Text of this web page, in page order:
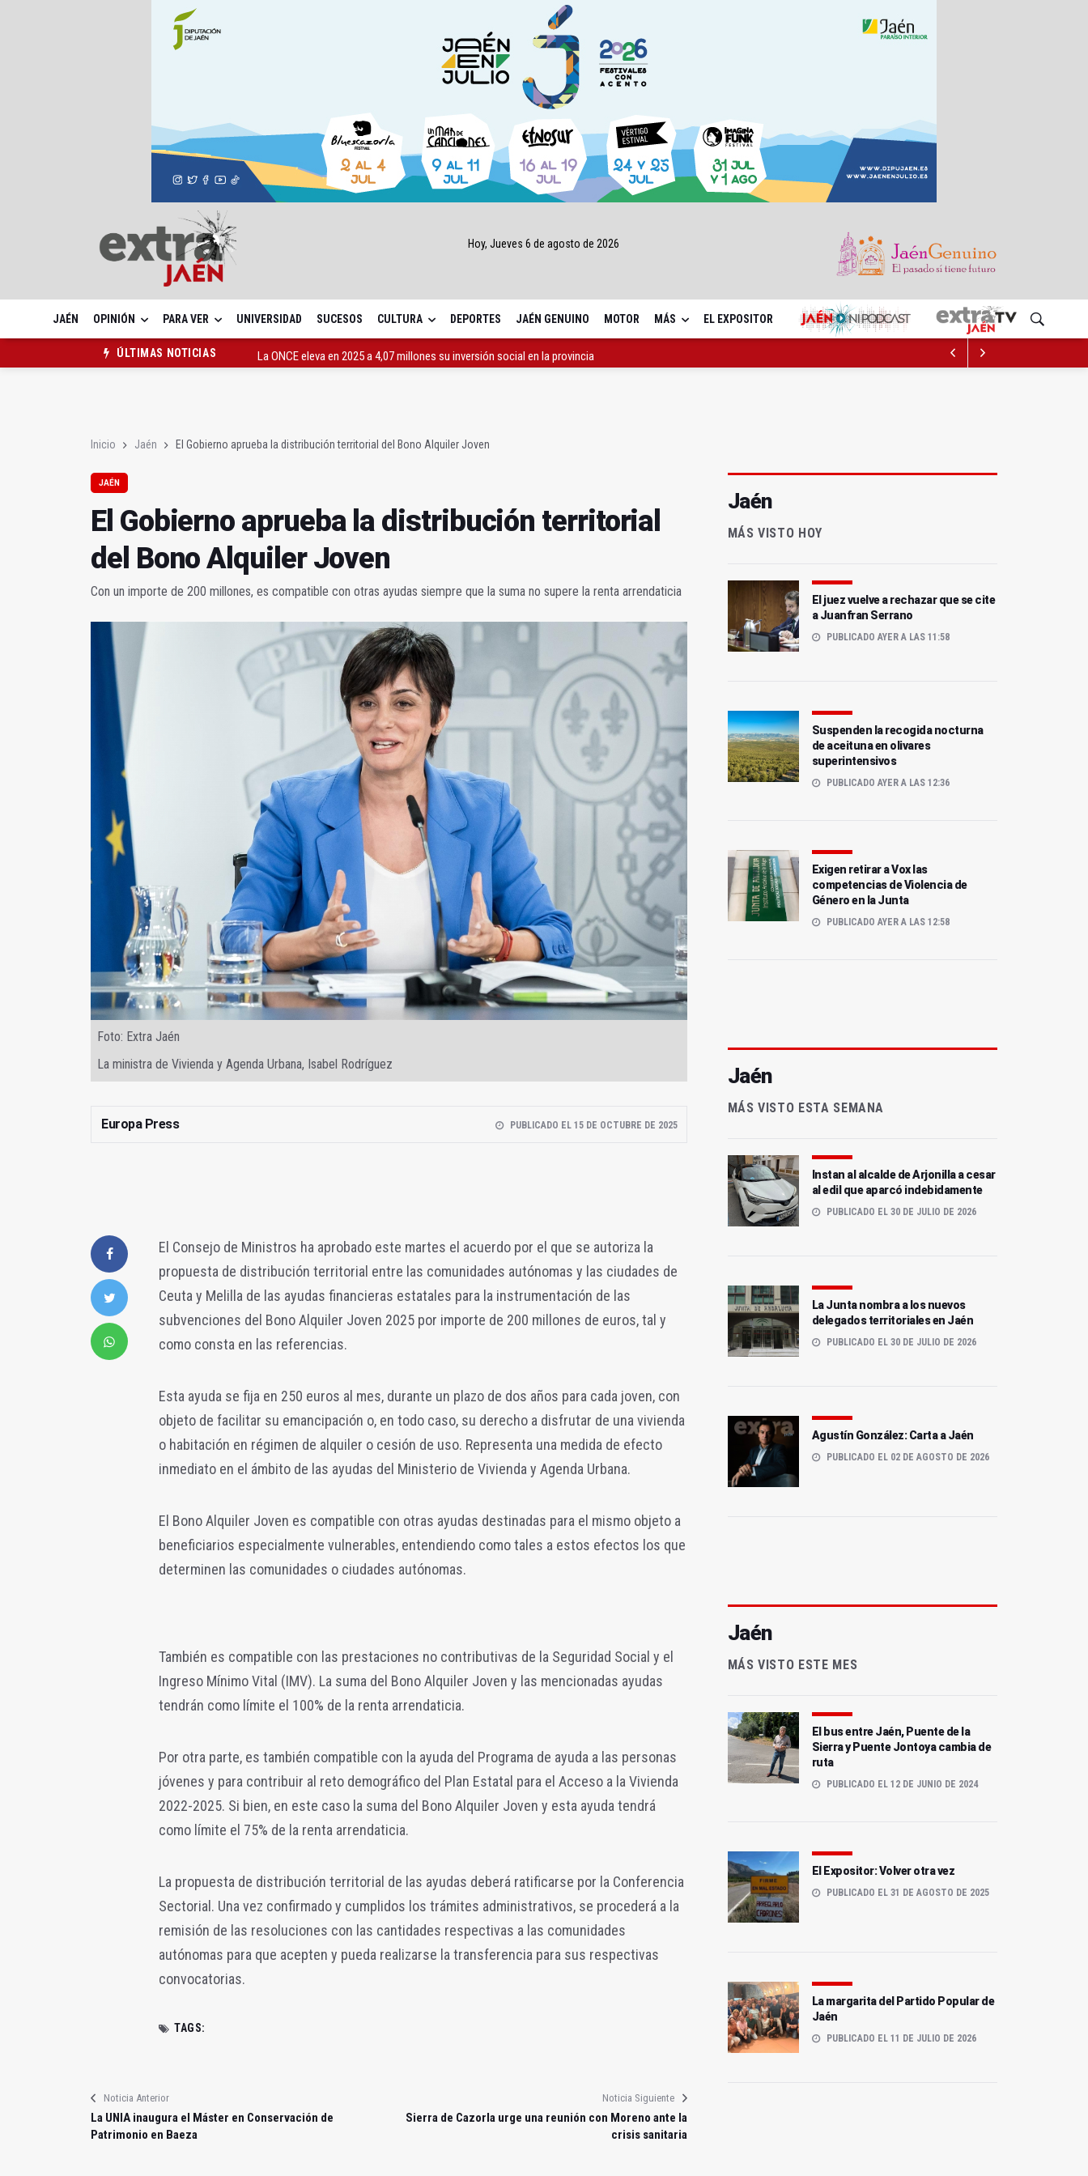
Hoy, Jueves 6 de agosto de 2026
JAÉN OPINIÓN PARA VER UNIVERSIDAD SUCESOS CULTURA DEPORTES JAÉN GENUINO MOTOR MÁS EL EXPOSITOR
ÚLTIMAS NOTICIAS
La ONCE eleva en 2025 a 4,07 millones su inversión social en la provincia
Inicio Jaén El Gobierno aprueba la distribución territorial del Bono Alquiler Joven
JAÉN
El Gobierno aprueba la distribución territorial
del Bono Alquiler Joven
Con un importe de 200 millones, es compatible con otras ayudas siempre que la suma no supere la renta arrendaticia
Foto: Extra Jaén
La ministra de Vivienda y Agenda Urbana, Isabel Rodríguez
Europa Press PUBLICADO EL 15 DE OCTUBRE DE 2025
El Consejo de Ministros ha aprobado este martes el acuerdo por el que se autoriza la
propuesta de distribución territorial entre las comunidades autónomas y las ciudades de
Ceuta y Melilla de las ayudas financieras estatales para la instrumentación de las
subvenciones del Bono Alquiler Joven 2025 por importe de 200 millones de euros, tal y
como consta en las referencias.
Esta ayuda se fija en 250 euros al mes, durante un plazo de dos años para cada joven, con
objeto de facilitar su emancipación o, en todo caso, su derecho a disfrutar de una vivienda
o habitación en régimen de alquiler o cesión de uso. Representa una medida de efecto
inmediato en el ámbito de las ayudas del Ministerio de Vivienda y Agenda Urbana.
El Bono Alquiler Joven es compatible con otras ayudas destinadas para el mismo objeto a
beneficiarios especialmente vulnerables, entendiendo como tales a estos efectos los que
determinen las comunidades o ciudades autónomas.
También es compatible con las prestaciones no contributivas de la Seguridad Social y el
Ingreso Mínimo Vital (IMV). La suma del Bono Alquiler Joven y las mencionadas ayudas
tendrán como límite el 100% de la renta arrendaticia.
Por otra parte, es también compatible con la ayuda del Programa de ayuda a las personas
jóvenes y para contribuir al reto demográfico del Plan Estatal para el Acceso a la Vivienda
2022-2025. Si bien, en este caso la suma del Bono Alquiler Joven y esta ayuda tendrá
como límite el 75% de la renta arrendaticia.
La propuesta de distribución territorial de las ayudas deberá ratificarse por la Conferencia
Sectorial. Una vez confirmado y cumplidos los trámites administrativos, se procederá a la
remisión de las resoluciones con las cantidades respectivas a las comunidades
autónomas para que acepten y pueda realizarse la transferencia para sus respectivas
convocatorias.
TAGS:
Noticia Anterior
La UNIA inaugura el Máster en Conservación de
Patrimonio en Baeza
Noticia Siguiente
Sierra de Cazorla urge una reunión con Moreno ante la
crisis sanitaria
Jaén
MÁS VISTO HOY
El juez vuelve a rechazar que se cite
a Juanfran Serrano
PUBLICADO AYER A LAS 11:58
Suspenden la recogida nocturna
de aceituna en olivares
superintensivos
PUBLICADO AYER A LAS 12:36
Exigen retirar a Vox las
competencias de Violencia de
Género en la Junta
PUBLICADO AYER A LAS 12:58
Jaén
MÁS VISTO ESTA SEMANA
Instan al alcalde de Arjonilla a cesar
al edil que aparcó indebidamente
PUBLICADO EL 30 DE JULIO DE 2026
La Junta nombra a los nuevos
delegados territoriales en Jaén
PUBLICADO EL 30 DE JULIO DE 2026
Agustín González: Carta a Jaén
PUBLICADO EL 02 DE AGOSTO DE 2026
Jaén
MÁS VISTO ESTE MES
El bus entre Jaén, Puente de la
Sierra y Puente Jontoya cambia de
ruta
PUBLICADO EL 12 DE JUNIO DE 2024
El Expositor: Volver otra vez
PUBLICADO EL 31 DE AGOSTO DE 2025
La margarita del Partido Popular de
Jaén
PUBLICADO EL 11 DE JULIO DE 2026